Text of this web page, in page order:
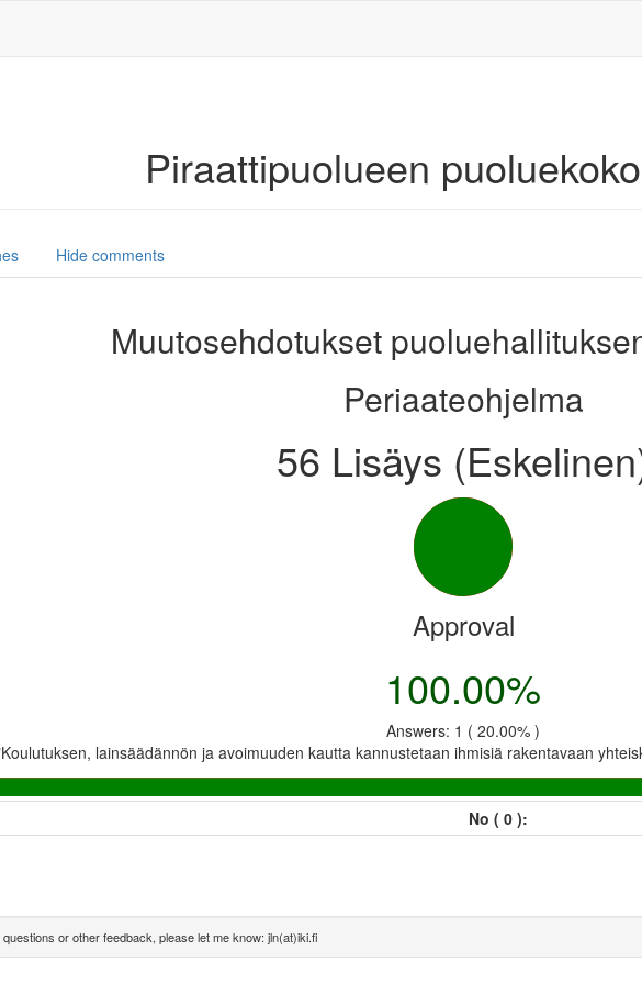
Piraattipuolueen
Hide comments
Muutosehdotukset
Periaateohjelma
56 Lisäys
Approval
100.00%
Answers: 1 ( 20.00% )
lainsäädännön ja avoimuuden kautta kannustetaan ihmisiä rakentavaan
No ( 0 ):
or other feedback, please let me know: jln(at)iki.fi